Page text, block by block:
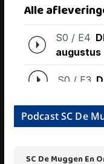
Podcast SC De